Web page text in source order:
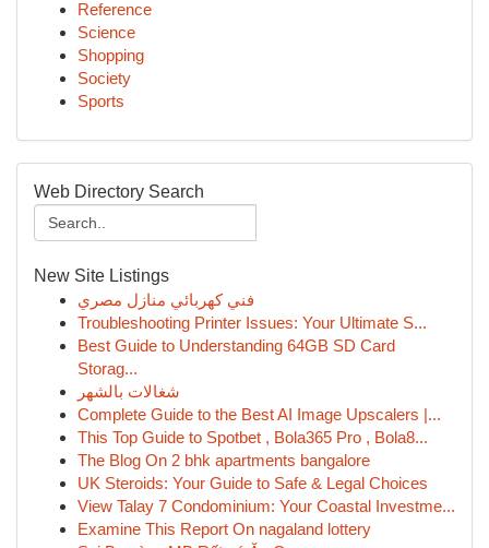
Reference
Science
Shopping
Society
Sports
Web Directory Search
New Site Listings
فني كهربائي منازل مصري
Troubleshooting Printer Issues: Your Ultimate S...
Best Guide to Understanding 64GB SD Card
Storag...
شغالات بالشهر
Complete Guide to the Best AI Image Upscalers |...
This Top Guide to Spotbet , Bola365 Pro , Bola8...
The Blog On 2 bhk apartments bangalore
UK Steroids: Your Guide to Safe & Legal Choices
View Talay 7 Condominium: Your Coastal Investme...
Examine This Report On nagaland lottery